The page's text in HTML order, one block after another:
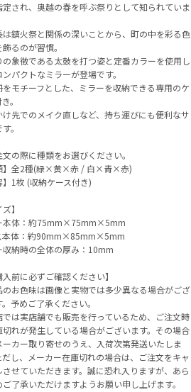
定され、奥越の春を呼ぶ祭りとして知られていま
は鎮火祭と関係の深いことから、町の中を彩る色
るのが習慣。
の象徴である太鼓を打つ姿と定番カラーを使用し
パクトなミラーが登場です。
をモチーフとした、ミラーを収納できる専用のケ
。
け先でのメイク直しなど、持ち運びにも便利なサ
。
の際に種類をお選びください。
】全2種(緑×黄×赤 / 白×青×赤)
】1枚 (収納ケース付き)
】
本体：約75mm×75mm×5mm
本体：約90mm×85mm×5mm
収納時の全体の厚み：10mm
前に必ずご確認ください】
お色味は画像と実物では多少異なる場合がござ
予めご了承ください。
は実店舗でも販売を行っているため、ご注文時
切れが発生している場合がございます。その場合
ーカー取り寄せのうえ、入荷次第発送いたしま
だし、メーカー在庫切れの場合は、ご注文をキャ
させていただきます。誠に恐れ入りますが、あら
了承いただけますようお願い申し上げます。